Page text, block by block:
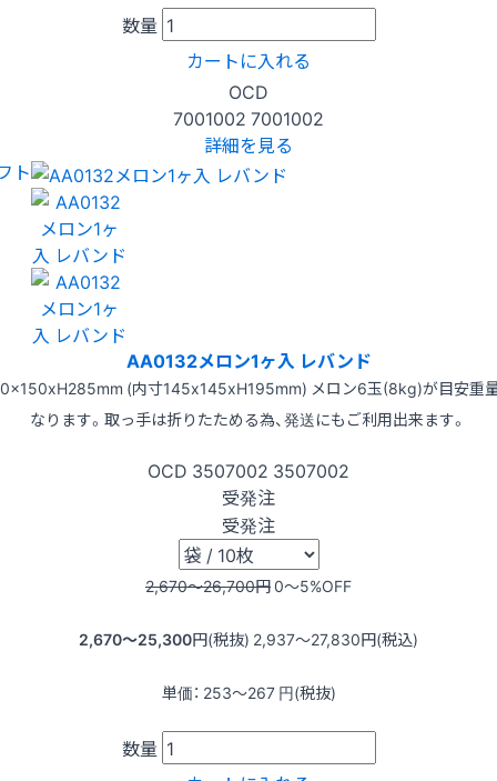
数量
カートに入れる
OCD
7001002 7001002
詳細を見る
ト
AA0132メロン1ヶ入 レバンド
(内寸145x145xH195mm) メロン6玉(8kg)が目安重
なります。取っ手は折りたためる為、発送にもご利用出来ます。
OCD 3507002 3507002
受発注
受発注
2,670〜26,700円0〜5%OFF
2,670〜25,300円(税抜) 2,937〜27,830円(税込)
単価： 253〜267 円(税抜)
数量